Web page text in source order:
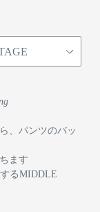
、パンツのバッ
ます
るMIDDLE